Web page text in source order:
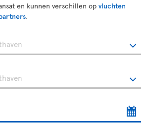
en kunnen verschillen op vluchten
.